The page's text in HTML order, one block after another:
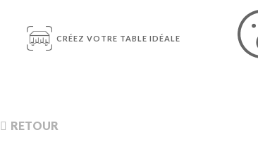
CRÉEZ VOTRE TABLE IDÉALE
RETOUR